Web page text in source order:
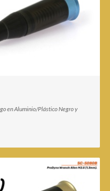
en Aluminio/Plástico Negro y